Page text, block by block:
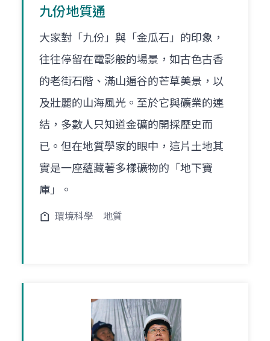
九份地質通
大家對「九份」與「金瓜石」的印象，
往往停留在電影般的場景，如古色古香
的老街石階、滿山遍谷的芒草美景，以
及壯麗的山海風光。至於它與礦業的連
結，多數人只知道金礦的開採歷史而
已。但在地質學家的眼中，這片土地其
實是一座蘊藏著多樣礦物的「地下寶
庫」。
環境科學 地質